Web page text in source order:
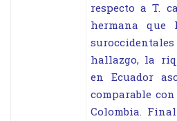
respecto a T.
hermana que
hallazgo, la
en Ecuador
comparable
Colombia.